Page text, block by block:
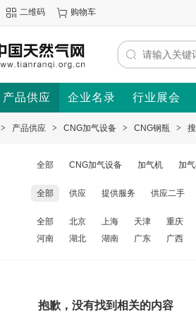
二维码 购物车
产品供应 企业名录 行业展会
> 产品供应 > CNG加气设备 > CNG钢瓶 >
全部 CNG加气设备 加气机 加
全部 供应 提供服务 供应二手
全部 北京 上海 天津 重庆
河南
湖北 湖南 广东 广西
抱歉，没有找到相关的内容